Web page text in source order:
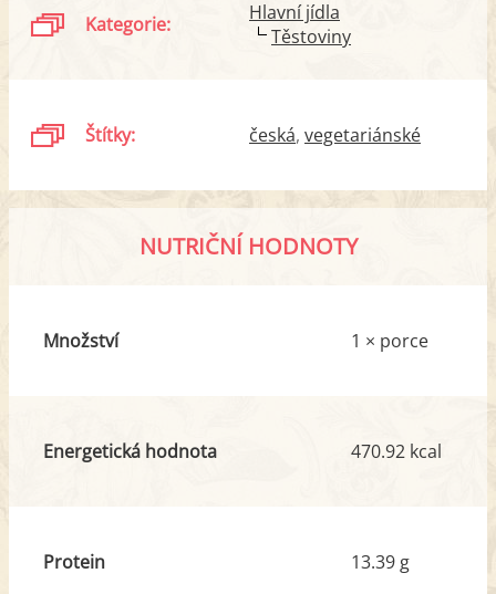
Kategorie:
Hlavní jídla
Těstoviny
Štítky: česká vegetariánské
NUTRIČNÍ HODNOTY
Množství 1 × porce
Energetická hodnota 470.92 kcal
Protein 13.39 g